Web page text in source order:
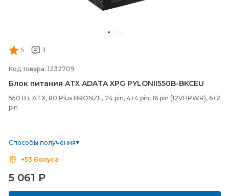
5 1
Код товара: 1232709
Блок питания ATX ADATA XPG PYLONII550B-BKCEU
550 Вт, ATX, 80 Plus BRONZE, 24 pin, 4+4 pin, 16 pin (12VHPWR), 6+2
pin
Способы получения
+53 бонуса
5 061 ₽